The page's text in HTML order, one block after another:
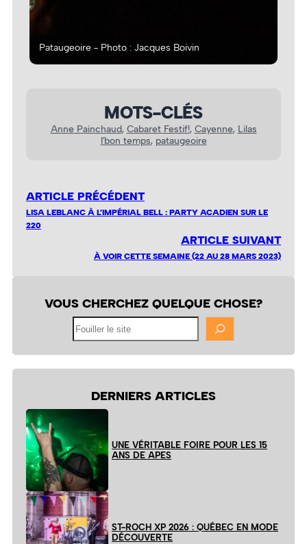
Pataugeoire - Photo : Jacques Boivin
MOTS-CLÉS
Anne Painchaud, Cabaret Festif!, Cayenne, Lilas
l'bon temps, pataugeoire
ARTICLE PRÉCÉDENT
LISA LEBLANC À L’IMPÉRIAL BELL : PARTY ACADIEN SUR LE
220
ARTICLE SUIVANT
À VOIR CETTE SEMAINE (22 AU 28 MARS 2023)
VOUS CHERCHEZ QUELQUE CHOSE?
DERNIERS ARTICLES
UNE VÉRITABLE FOIRE POUR LES 15
ANS DE APES
ST-ROCH XP 2026 : QUÉBEC EN MODE
DÉCOUVERTE